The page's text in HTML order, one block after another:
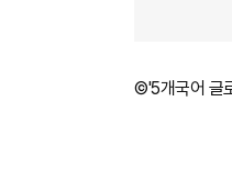
©'5개국어 글